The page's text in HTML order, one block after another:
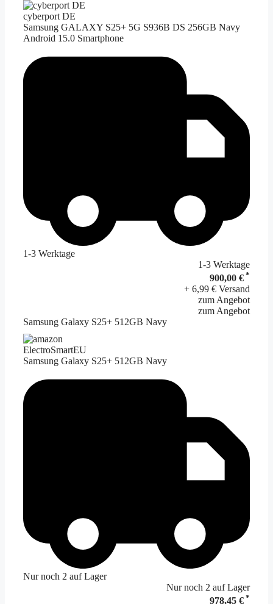
cyberport DE
Samsung GALAXY S25+ 5G S936B DS 256GB Navy
Android 15.0 Smartphone
1-3 Werktage
1-3 Werktage
900,00 € *
+ 6,99 € Versand
zum Angebot
zum Angebot
Samsung Galaxy S25+ 512GB Navy
ElectroSmartEU
Samsung Galaxy S25+ 512GB Navy
Nur noch 2 auf Lager
Nur noch 2 auf Lager
978,45 € *